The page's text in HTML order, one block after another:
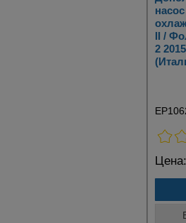
II /
2
Цена: